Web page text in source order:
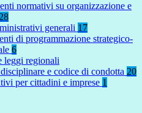
normativi su organizzazione e
28
generali 17
di programmazione strategico-
6
leggi regionali
e codice di condotta 20
per cittadini e imprese 1